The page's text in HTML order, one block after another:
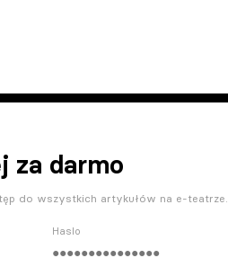
za darmo
do wszystkich artykułów na e-teatrze.
Haslo